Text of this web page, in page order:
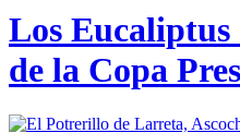
Los
de la Copa